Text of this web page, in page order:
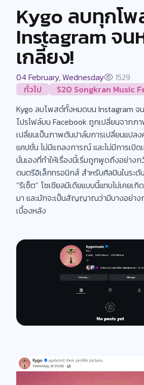
Kygo ลบทุกโพ
Instagram จน
เกลี้ยง!
04 February, Wednesday
1529
ทั่วไป
S2O Songkran Music
Kygo ลบโพสต์ทั้งหมดบน Instagram จ
โปรไฟล์บน Facebook ถูกเปลี่ยนจากภ
เปลี่ยนเป็นภาพต้นปาล์มการเปลี่ยนแปล
แคปชั่น ไม่มีแถลงการณ์ และไม่มีการเปิด
นั่นเองที่ทำให้เรื่องนี้เริ่มถูกพูดถึงอย่างก
ดนตรีอิเล็กทรอนิกส์ สำหรับศิลปินในระดั
“รีเซ็ต” โซเชียลมีเดียแบบนี้แทบไม่เคยเกิ
มา และมักจะเป็นสัญญาณว่ามีบางอย่าง
เบื้องหลัง